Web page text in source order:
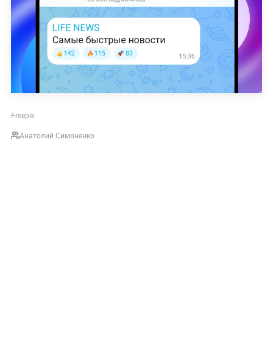
Freepik
Анатолий Симоненко